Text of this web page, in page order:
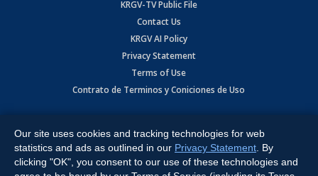
KRGV-TV Public File
Contact Us
KRGV AI Policy
Privacy Statement
Terms of Use
Contrato de Terminos y Coniciones de Uso
Expressway, Weslaco, TX 78596.
All Rights Reserved. Powered by:Ruby Shore Software
Our site uses cookies and tracking technologies for web
statistics and ads as outlined in our Privacy Statement . By
clicking "OK", you consent to our use of these technologies and